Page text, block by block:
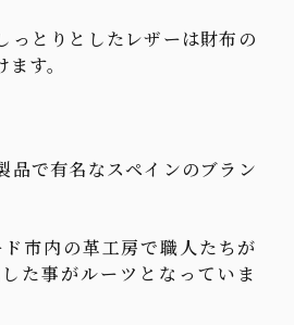
っとりとしたレザーは財布の
す。
品で有名なスペインのブラン
市内の革工房で職人たちが
た事がルーツとなっていま